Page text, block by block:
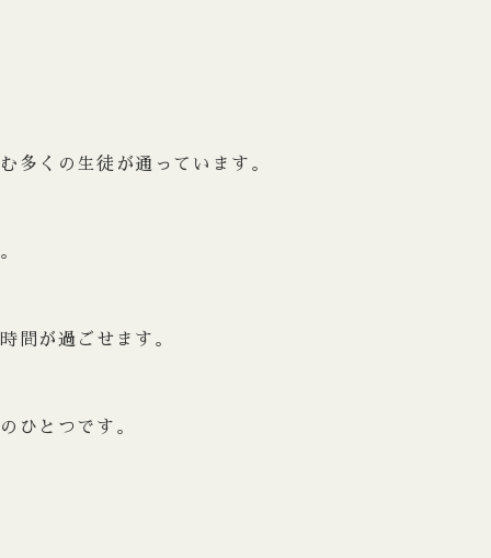
多くの生徒が通っています。
間が過ごせます。
ひとつです。